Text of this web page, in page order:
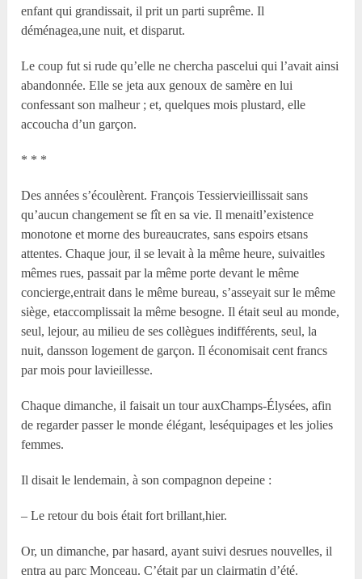
enfant qui grandissait, il prit un parti suprême. Il
déménagea,une nuit, et disparut.
Le coup fut si rude qu’elle ne chercha pascelui qui l’avait ainsi
abandonnée. Elle se jeta aux genoux de samère en lui
confessant son malheur ; et, quelques mois plustard, elle
accoucha d’un garçon.
* * *
Des années s’écoulèrent. François Tessiervieillissait sans
qu’aucun changement se fît en sa vie. Il menaitl’existence
monotone et morne des bureaucrates, sans espoirs etsans
attentes. Chaque jour, il se levait à la même heure, suivaitles
mêmes rues, passait par la même porte devant le même
concierge,entrait dans le même bureau, s’asseyait sur le même
siège, etaccomplissait la même besogne. Il était seul au monde,
seul, lejour, au milieu de ses collègues indifférents, seul, la
nuit, dansson logement de garçon. Il économisait cent francs
par mois pour lavieillesse.
Chaque dimanche, il faisait un tour auxChamps-Élysées, afin
de regarder passer le monde élégant, leséquipages et les jolies
femmes.
Il disait le lendemain, à son compagnon depeine :
– Le retour du bois était fort brillant,hier.
Or, un dimanche, par hasard, ayant suivi desrues nouvelles, il
entra au parc Monceau. C’était par un clairmatin d’été.